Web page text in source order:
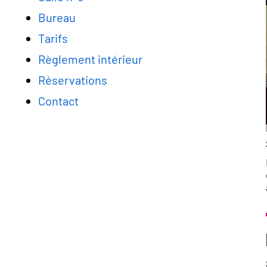
Bureau
Tarifs
Règlement intérieur
Réservations
Contact